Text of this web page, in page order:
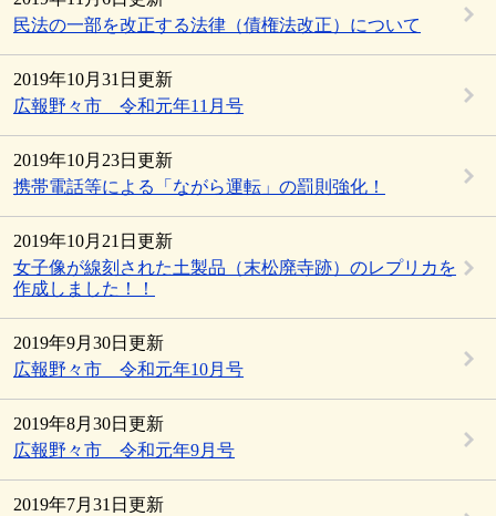
民法の一部を改正する法律（債権法改正）について
2019年10月31日更新
広報野々市 令和元年11月号
2019年10月23日更新
携帯電話等による「ながら運転」の罰則強化！
2019年10月21日更新
女子像が線刻された土製品（末松廃寺跡）のレプリカを
作成しました！！
2019年9月30日更新
広報野々市 令和元年10月号
2019年8月30日更新
広報野々市 令和元年9月号
2019年7月31日更新